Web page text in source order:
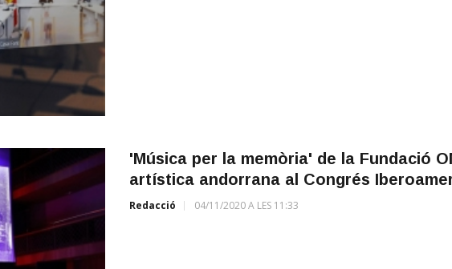
'Música per la memòria' de la Fundació
artística andorrana al Congrés
Redacció 04/11/2020 A LES 11:33